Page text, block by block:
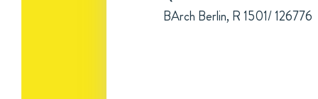
BArch Berlin, R 1501/ 126776